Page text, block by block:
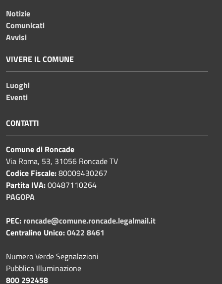
Notizie
Comunicati
Avvisi
VIVERE IL COMUNE
Luoghi
Eventi
CONTATTI
Comune di Roncade
Via Roma, 53, 31056 Roncade TV
Codice Fiscale:80009430267
Partita IVA:00487110264
PAGOPA
PEC: roncade@comune.roncade.legalmail.it
Centralino Unico:0422 8461
Numero Verde Segnalazioni
Pubblica Illuminazione
800 292458